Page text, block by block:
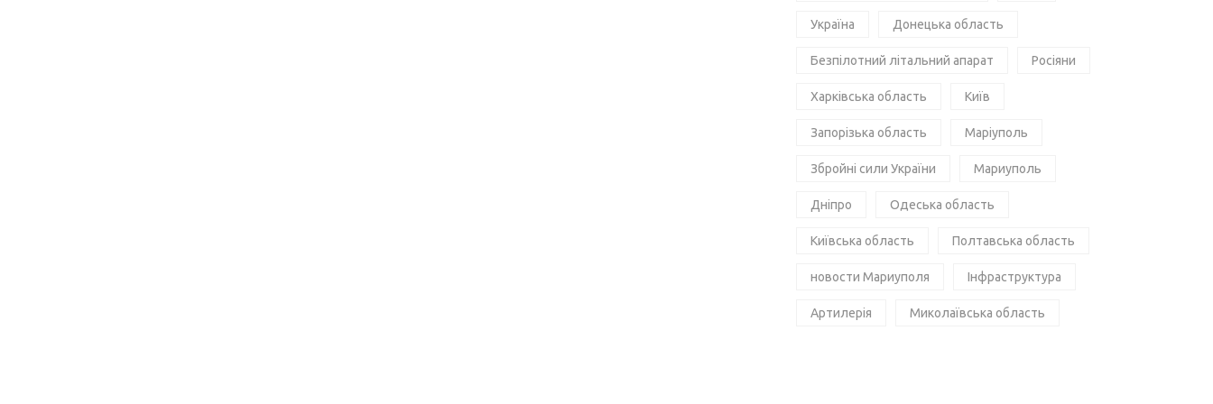
Україна Донецька область
Безпілотний літальний апарат Росіяни
Харківська область Київ
Запорізька область Маріуполь
Збройні сили України Мариуполь
Дніпро Одеська область
Київська область Полтавська область
новости Мариуполя Інфраструктура
Артилерія Миколаївська область